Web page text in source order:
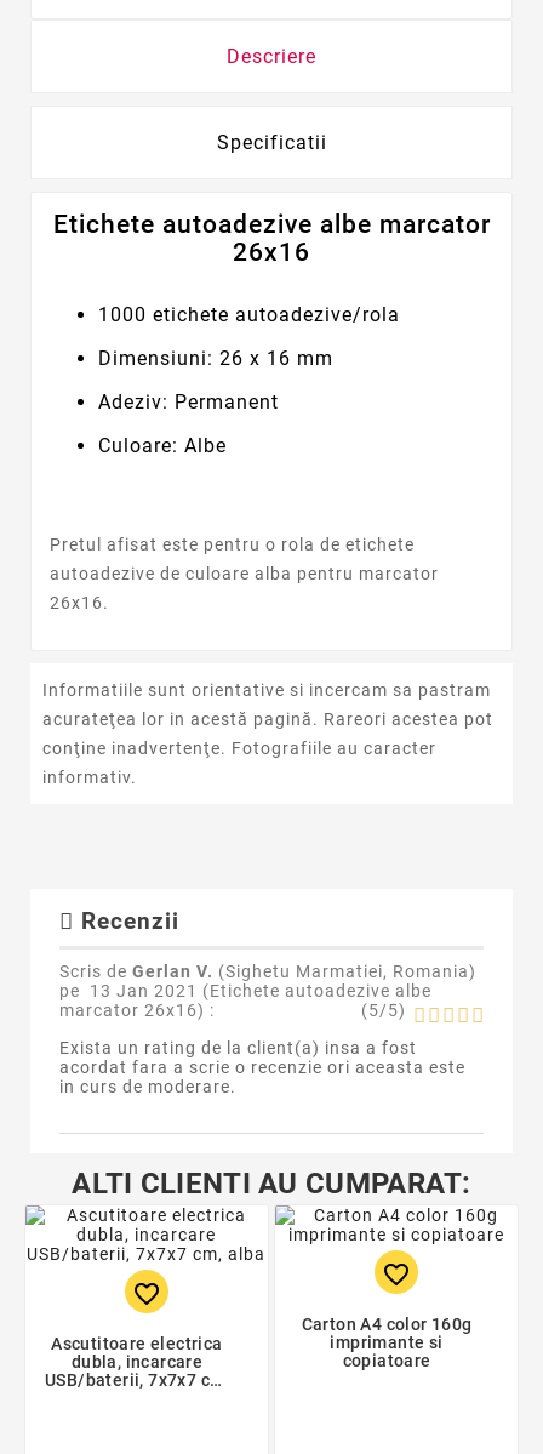
Descriere
Specificatii
Etichete autoadezive albe marcator
26x16
1000 etichete autoadezive/rola
Dimensiuni: 26 x 16 mm
Adeziv: Permanent
Culoare: Albe
Pretul afisat este pentru o rola de etichete
autoadezive de culoare alba pentru marcator
26x16.
Informatiile sunt orientative si incercam sa pastram
acurateţea lor in acestă pagină. Rareori acestea pot
conţine inadvertenţe. Fotografiile au caracter
informativ.
Recenzii
Scris de Gerlan V. (Sighetu Marmatiei, Romania)
pe 13 Jan 2021 (Etichete autoadezive albe
marcator 26x16) : (5/5)
Exista un rating de la client(a) insa a fost
acordat fara a scrie o recenzie ori aceasta este
in curs de moderare.
ALTI CLIENTI AU CUMPARAT:
favorite_border
Ascutitoare electrica
dubla, incarcare
USB/baterii, 7x7x7 cm,
favorite_border
Carton A4 color 160g
imprimante si
copiatoare